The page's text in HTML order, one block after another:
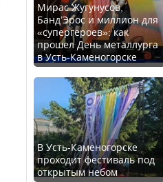
Казахстан возглавил
рейтинг благополучия
среди стран Центральной
Азии
Мирас Жугунусов,
Банд’Эрос и миллион для
«супергероев»: как
прошел День металлурга
в Усть-Каменогорске
В Усть-Каменогорске
проходит фестиваль под
открытым небом